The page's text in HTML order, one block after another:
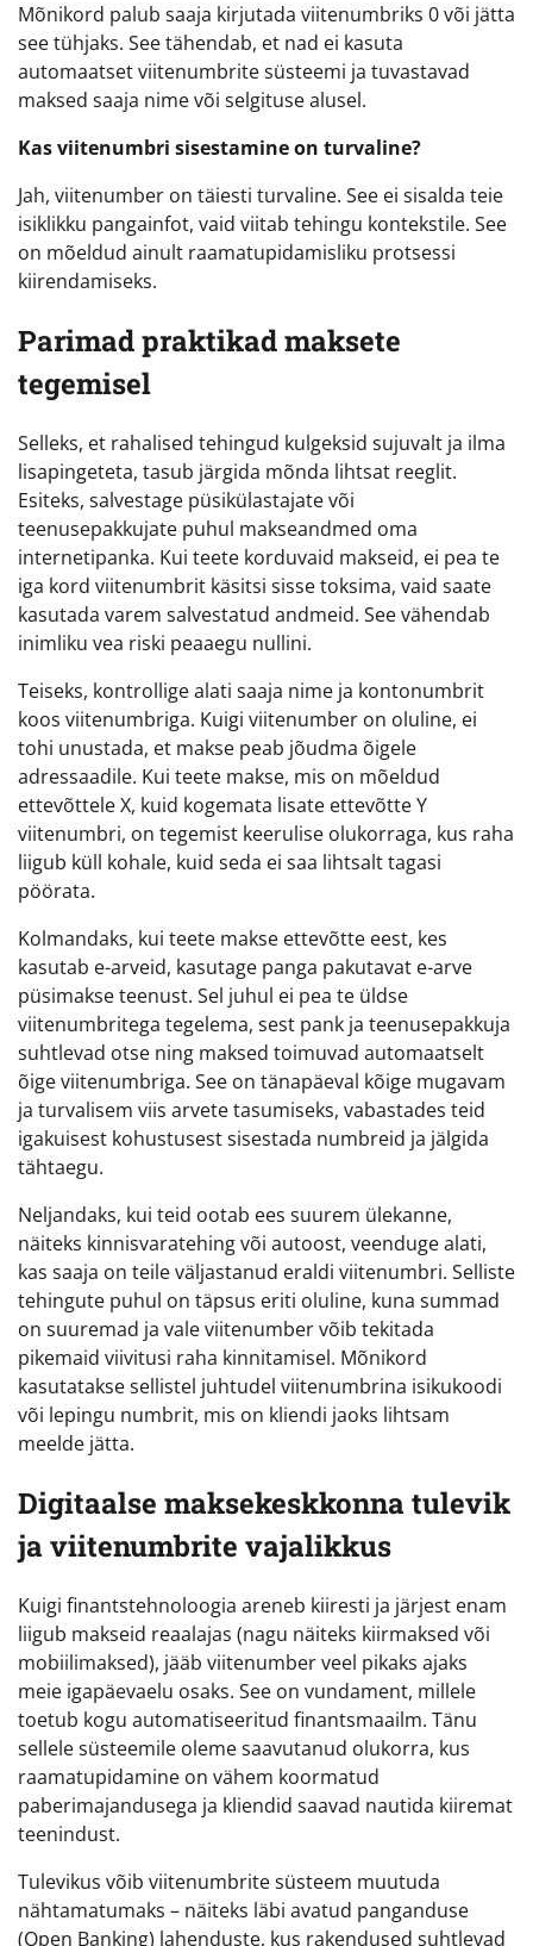
Mõnikord palub saaja kirjutada viitenumbriks 0 või jätta
see tühjaks. See tähendab, et nad ei kasuta
automaatset viitenumbrite süsteemi ja tuvastavad
maksed saaja nime või selgituse alusel.
Kas viitenumbri sisestamine on turvaline?
Jah, viitenumber on täiesti turvaline. See ei sisalda teie
isiklikku pangainfot, vaid viitab tehingu kontekstile. See
on mõeldud ainult raamatupidamisliku protsessi
kiirendamiseks.
Parimad praktikad maksete
tegemisel
Selleks, et rahalised tehingud kulgeksid sujuvalt ja ilma
lisapingeteta, tasub järgida mõnda lihtsat reeglit.
Esiteks, salvestage püsikülastajate või
teenusepakkujate puhul makseandmed oma
internetipanka. Kui teete korduvaid makseid, ei pea te
iga kord viitenumbrit käsitsi sisse toksima, vaid saate
kasutada varem salvestatud andmeid. See vähendab
inimliku vea riski peaaegu nullini.
Teiseks, kontrollige alati saaja nime ja kontonumbrit
koos viitenumbriga. Kuigi viitenumber on oluline, ei
tohi unustada, et makse peab jõudma õigele
adressaadile. Kui teete makse, mis on mõeldud
ettevõttele X, kuid kogemata lisate ettevõtte Y
viitenumbri, on tegemist keerulise olukorraga, kus raha
liigub küll kohale, kuid seda ei saa lihtsalt tagasi
pöörata.
Kolmandaks, kui teete makse ettevõtte eest, kes
kasutab e-arveid, kasutage panga pakutavat e-arve
püsimakse teenust. Sel juhul ei pea te üldse
viitenumbritega tegelema, sest pank ja teenusepakkuja
suhtlevad otse ning maksed toimuvad automaatselt
õige viitenumbriga. See on tänapäeval kõige mugavam
ja turvalisem viis arvete tasumiseks, vabastades teid
igakuisest kohustusest sisestada numbreid ja jälgida
tähtaegu.
Neljandaks, kui teid ootab ees suurem ülekanne,
näiteks kinnisvaratehing või autoost, veenduge alati,
kas saaja on teile väljastanud eraldi viitenumbri. Selliste
tehingute puhul on täpsus eriti oluline, kuna summad
on suuremad ja vale viitenumber võib tekitada
pikemaid viivitusi raha kinnitamisel. Mõnikord
kasutatakse sellistel juhtudel viitenumbrina isikukoodi
või lepingu numbrit, mis on kliendi jaoks lihtsam
meelde jätta.
Digitaalse maksekeskkonna tulevik
ja viitenumbrite vajalikkus
Kuigi finantstehnoloogia areneb kiiresti ja järjest enam
liigub makseid reaalajas (nagu näiteks kiirmaksed või
mobiilimaksed), jääb viitenumber veel pikaks ajaks
meie igapäevaelu osaks. See on vundament, millele
toetub kogu automatiseeritud finantsmaailm. Tänu
sellele süsteemile oleme saavutanud olukorra, kus
raamatupidamine on vähem koormatud
paberimajandusega ja kliendid saavad nautida kiiremat
teenindust.
Tulevikus võib viitenumbrite süsteem muutuda
nähtamatumaks – näiteks läbi avatud panganduse
(Open Banking) lahenduste, kus rakendused suhtlevad